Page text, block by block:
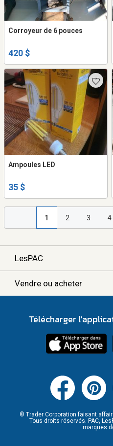
Corroyeur de 6 pouces
420 $
Ampoules LED
35 $
1 2 3 4
LesPAC
Vendre ou acheter
Télécharger
© Trader Corporation faisant
Tous droits réservés. PAC,
marques